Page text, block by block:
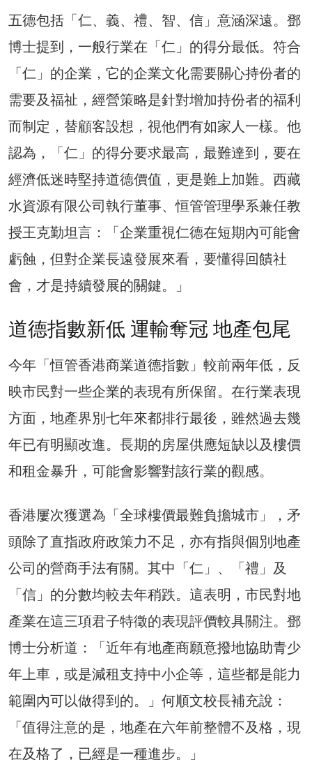
五德包括「仁、義、禮、智、信」意涵深遠。鄧
博士提到，一般行業在「仁」的得分最低。符合
「仁」的企業，它的企業文化需要關心持份者的
需要及福祉，經營策略是針對增加持份者的福利
而制定，替顧客設想，視他們有如家人一樣。他
認為，「仁」的得分要求最高，最難達到，要在
經濟低迷時堅持道德價值，更是難上加難。西藏
水資源有限公司執行董事、恒管管理學系兼任教
授王克勤坦言：「企業重視仁德在短期內可能會
虧蝕，但對企業長遠發展來看，要懂得回饋社
會，才是持續發展的關鍵。」
道德指數新低 運輸奪冠 地產包尾
今年「恒管香港商業道德指數」較前兩年低，反
映市民對一些企業的表現有所保留。在行業表現
方面，地產界別七年來都排行最後，雖然過去幾
年已有明顯改進。長期的房屋供應短缺以及樓價
和租金暴升，可能會影響對該行業的觀感。
香港屢次獲選為「全球樓價最難負擔城市」，矛
頭除了直指政府政策力不足，亦有指與個別地產
公司的營商手法有關。其中「仁」、「禮」及
「信」的分數均較去年稍跌。這表明，市民對地
產業在這三項君子特徵的表現評價較具關注。鄧
博士分析道：「近年有地產商願意撥地協助青少
年上車，或是減租支持中小企等，這些都是能力
範圍內可以做得到的。」何順文校長補充說：
「值得注意的是，地產在六年前整體不及格，現
在及格了，已經是一種進步。」